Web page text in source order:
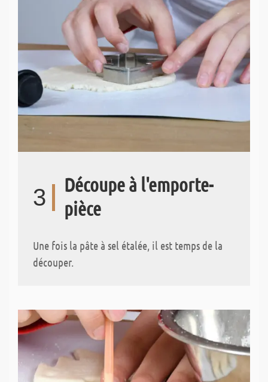
3
Découpe à l'emporte-
pièce
Une fois la pâte à sel étalée, il est temps de la
découper.